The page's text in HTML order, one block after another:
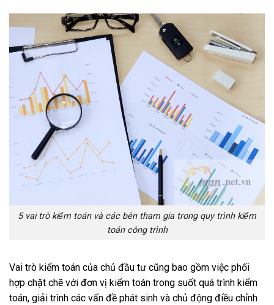
5 vai trò kiểm toán và các bên tham gia trong quy trình kiểm
toán công trình
Vai trò kiểm toán của chủ đầu tư cũng bao gồm việc phối
hợp chặt chẽ với đơn vị kiểm toán trong suốt quá trình kiểm
toán, giải trình các vấn đề phát sinh và chủ động điều chỉnh